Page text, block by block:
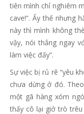
tiên mình chỉ nghiêm
cave!”. Ấy thế nhưng
này thì mình không
vậy, nói thẳng ngay
làm việc đấy”.
Sự việc bị rủ rê “yêu
chưa dừng ở đó.
một gã hàng xóm
thấy cô lại giở trò